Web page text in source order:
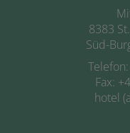
8383
Süd-
Telefon:
Fax:
hotel